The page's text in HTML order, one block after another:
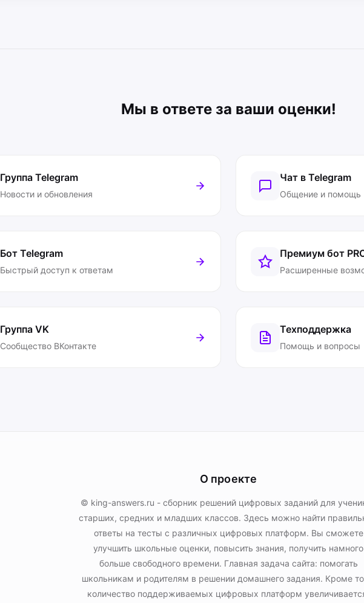
Мы в ответе за ваши оценки!
Группа Telegram
Новости и обновления
Чат в Telegram
Общение и помощь
Бот Telegram
Быстрый доступ к ответам
Премиум бот
Расширенные
Группа VK
Сообщество ВКонтакте
Техподдержка
Помощь и вопросы
О проекте
© king-answers.ru - сборник решений цифровых заданий для
старших, средних и младших классов. Здесь можно найти
ответы на тесты с различных цифровых платформ. Вы сможете
улучшить школьные оценки, повысить знания, получить намного
больше свободного времени. Главная задача сайта: помогать
школьникам и родителям в решении домашнего задания. Кроме
количество поддерживаемых цифровых платформ